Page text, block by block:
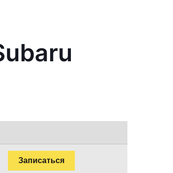
Записаться